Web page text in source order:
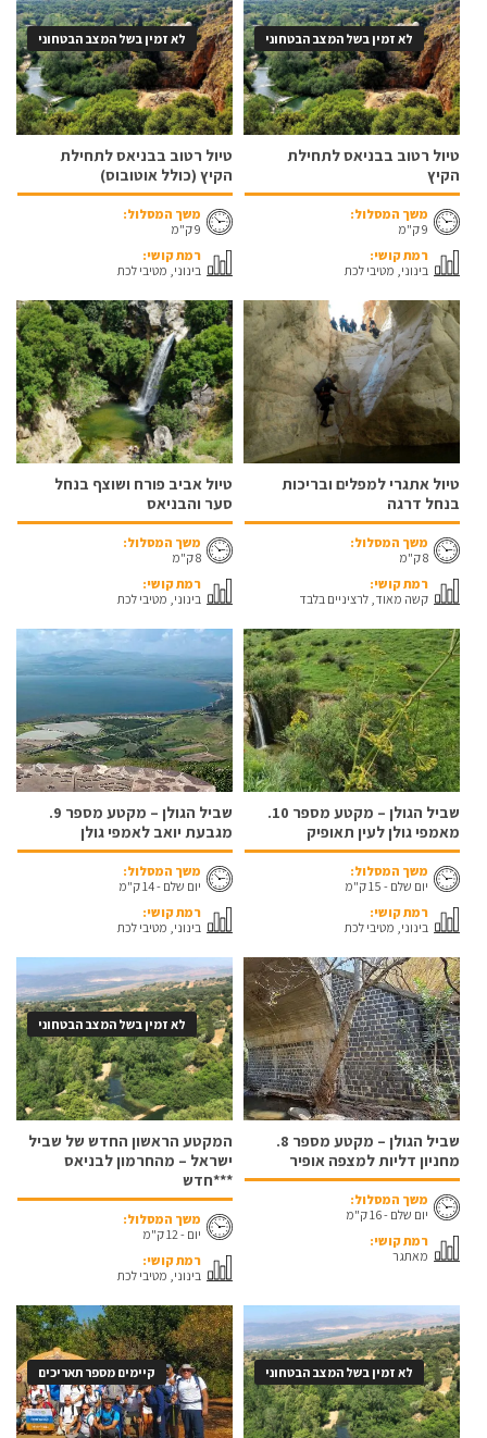
לא זמין בשל המצב הבטחוני
טיול רטוב בבניאס לתחילת
הקיץ
משך המסלול:
9 ק"מ
רמת קושי:
בינוני, מטיבי לכת
לא זמין בשל המצב הבטחוני
טיול רטוב בבניאס לתחילת
הקיץ (כולל אוטובוס)
משך המסלול:
9 ק"מ
רמת קושי:
בינוני, מטיבי לכת
טיול אתגרי למפלים ובריכות
בנחל דרגה
משך המסלול:
8 ק"מ
רמת קושי:
קשה מאוד, לרציניים בלבד
טיול אביב פורח ושוצף בנחל
סער והבניאס
משך המסלול:
8 ק"מ
רמת קושי:
בינוני, מטיבי לכת
שביל הגולן – מקטע מספר 10.
מאמפי גולן לעין תאופיק
משך המסלול:
יום שלם - 15 ק"מ
רמת קושי:
בינוני, מטיבי לכת
שביל הגולן – מקטע מספר 9.
מגבעת יואב לאמפי גולן
משך המסלול:
יום שלם - 14 ק"מ
רמת קושי:
בינוני, מטיבי לכת
שביל הגולן – מקטע מספר 8.
מחניון דליות למצפה אופיר
משך המסלול:
יום שלם - 16 ק"מ
רמת קושי:
מאתגר
לא זמין בשל המצב הבטחוני
המקטע הראשון החדש של שביל
ישראל – מהחרמון לבניאס
***חדש
משך המסלול:
יום - 12 ק"מ
רמת קושי:
בינוני, מטיבי לכת
לא זמין בשל המצב הבטחוני קיימים מספר תאריכים